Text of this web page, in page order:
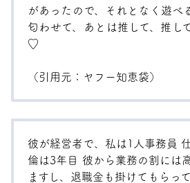
があったので、それとなく遊べ
匂わせて、あとは推して、推し
♡
（引用元： ヤフー知恵袋）
彼が経営者で、私は1人事務員
倫は3年目 彼から業務の割には
ますし、退職金も掛けてもらって